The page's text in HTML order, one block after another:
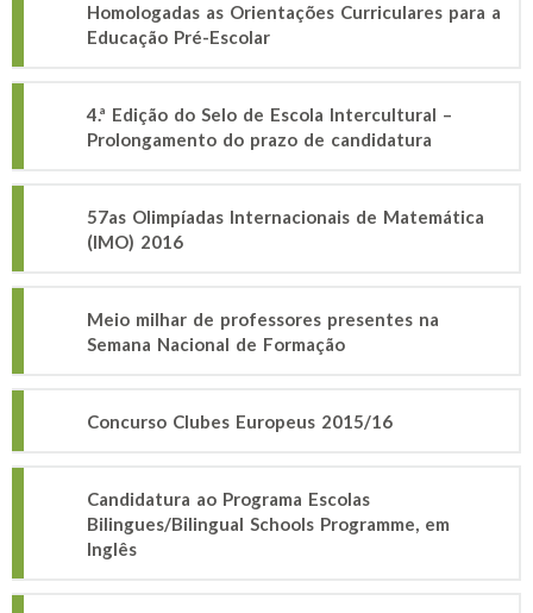
Homologadas as Orientações Curriculares para a
Educação Pré-Escolar
4.ª Edição do Selo de Escola Intercultural –
Prolongamento do prazo de candidatura
57as Olimpíadas Internacionais de Matemática
(IMO) 2016
Meio milhar de professores presentes na
Semana Nacional de Formação
Concurso Clubes Europeus 2015/16
Candidatura ao Programa Escolas
Bilingues/Bilingual Schools Programme, em
Inglês